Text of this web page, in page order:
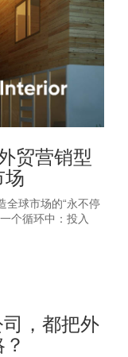
贸营销型
场
全球市场的“永不停
个循环中：投入
，都把外